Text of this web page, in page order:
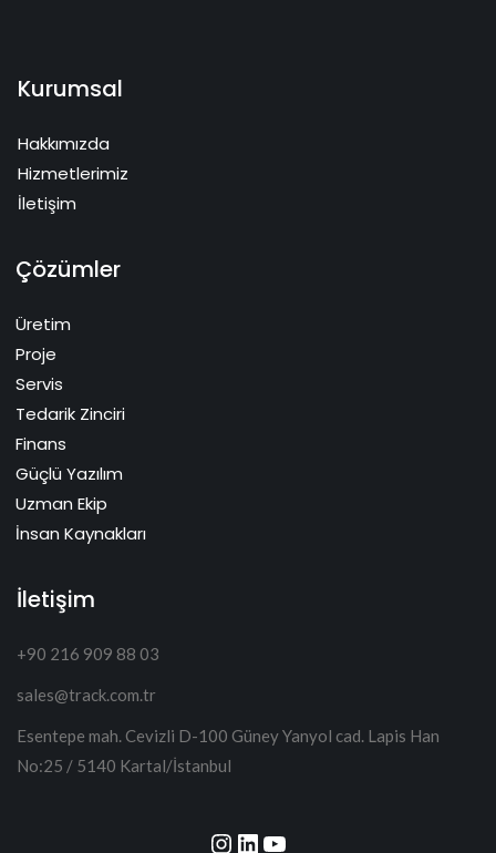
Kurumsal
Hakkımızda
Hizmetlerimiz
İletişim
Çözümler
Üretim
Proje
Servis
Tedarik Zinciri
Finans
Güçlü Yazılım
Uzman Ekip
İnsan Kaynakları
İletişim
+90 216 909 88 03
sales@track.com.tr
Esentepe mah. Cevizli D-100 Güney Yanyol cad. Lapis Han
No:25 / 5140 Kartal/İstanbul
Instagram
LinkedIn
YouTube